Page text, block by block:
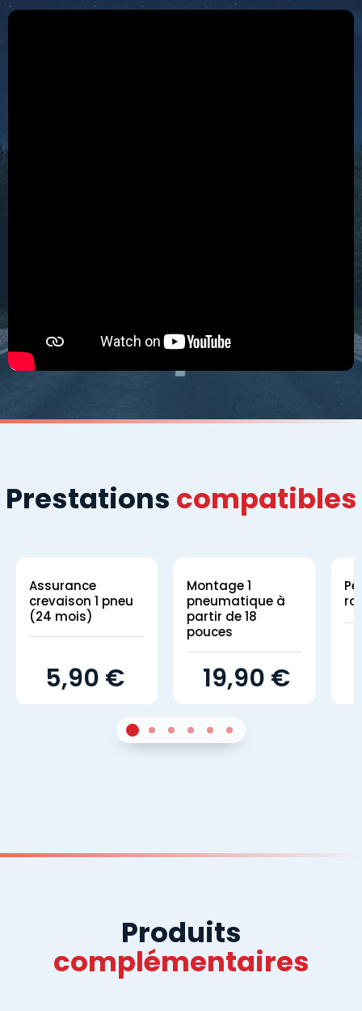
Prestations compatibles
Assurance
crevaison 1 pneu
(24 mois)
5,90 €
Montage 1
pneumatique à
partir de 18
pouces
19,90 €
Sur 42Sur 43Sur 44Sur 45Sur 46Sur 4
Produits
complémentaires